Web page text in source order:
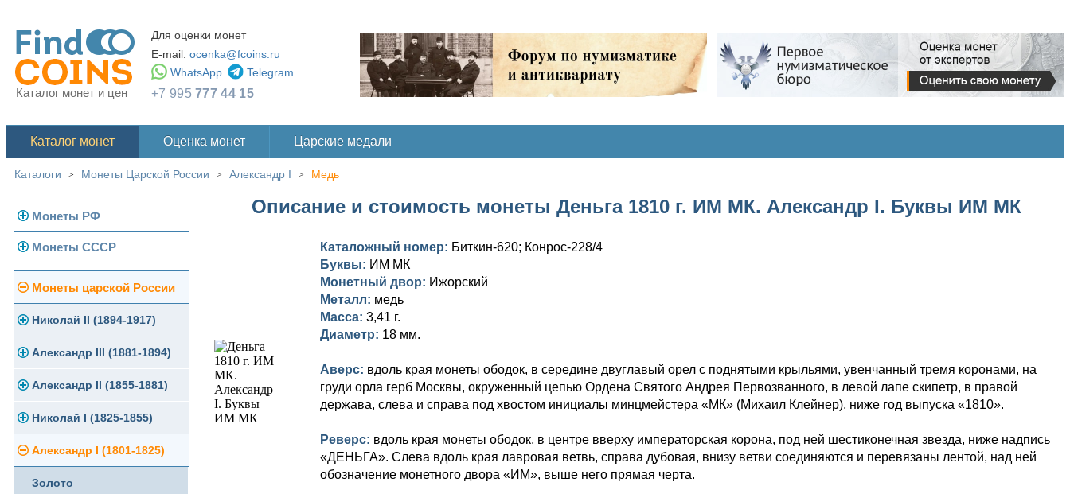
Каталог монет и цен
Для оценки монет
E-mail: ocenka@fcoins.ru
WhatsApp
Telegram
+7 995777 44 15
Каталог монет Оценка монет Царские медали
Каталоги > Монеты Царской России > Александр I > Медь
Монеты РФ
Современная Россия
Монеты 1991-1993 гг.
Памятные и юбилейные
Монеты СССР
Погодовка СССР
Монеты 1958 года
Золотые червонцы
Памятные и юбилейные
Монеты царской России
Николай II (1894-1917)
Золото
Серебро
Медь
Германская оккупация
Для Финляндии
Александр III (1881-1894)
Золото
Серебро
Медь
Для Финляндии
Александр II (1855-1881)
Золото
Серебро
Медь
Николай I (1825-1855)
Платина, золото
Серебро
Александр I (1801-1825)
Золото
Описание и стоимость монеты Деньга 1810 г. ИМ МК. Александр I. Буквы ИМ МК
Каталожный номер: Биткин-620; Конрос-228/4
Буквы: ИМ МК
Монетный двор: Ижорский
Металл: медь
Масса: 3,41 г.
Диаметр: 18 мм.
Аверс: вдоль края монеты ободок, в середине двуглавый орел с поднятыми крыльями, увенчанный тремя коронами, на
груди орла герб Москвы, окруженный цепью Ордена Святого Андрея Первозванного, в левой лапе скипетр, в правой
держава, слева и справа под хвостом инициалы минцмейстера «МК» (Михаил Клейнер), ниже год выпуска «1810».
Реверс: вдоль края монеты ободок, в центре вверху императорская корона, под ней шестиконечная звезда, ниже надпись
«ДЕНЬГА». Слева вдоль края лавровая ветвь, справа дубовая, внизу ветви соединяются и перевязаны лентой, над ней
обозначение монетного двора «ИМ», выше него прямая черта.